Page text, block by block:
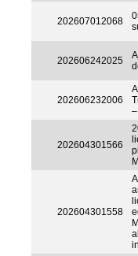
202607012068
202606242025
202606232006
–
202604301566
202604301558